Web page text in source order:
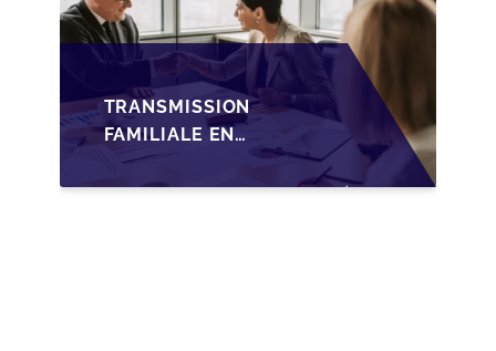
TRANSMISSION
FAMILIALE EN
WALLONIE :
NOUVELLES